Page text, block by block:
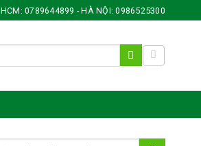
HCM: 0789644899 - HÀ NỘI: 0986525300